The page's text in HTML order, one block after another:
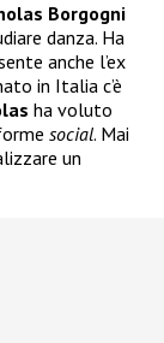
Borgogni
danza. Ha
anche l’ex
in Italia c’è
ha voluto
social. Mai
un